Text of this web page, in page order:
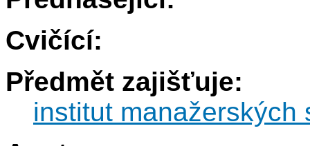
Cvičící:
Předmět zajišťuje:
institut manažerských